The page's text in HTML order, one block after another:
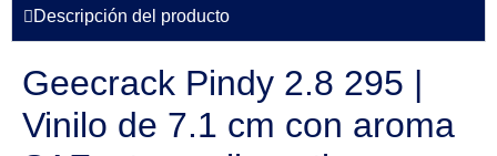
Descripción del producto
Geecrack Pindy 2.8 295 |
Vinilo de 7.1 cm con aroma